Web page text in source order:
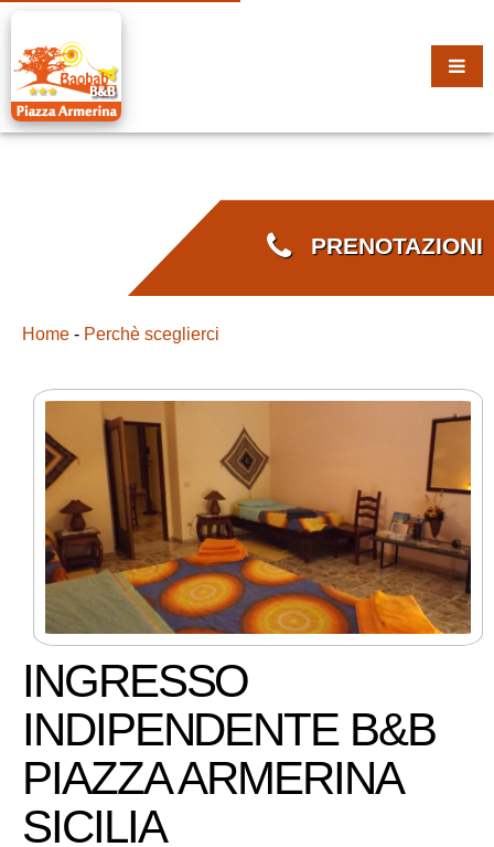
PRENOTAZIONI
Home - Perchè sceglierci
INGRESSO
INDIPENDENTE B&B
PIAZZA ARMERINA
SICILIA